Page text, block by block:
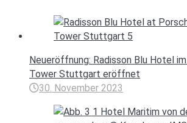
Neueröffnung: Radisson Blu Hotel
Tower Stuttgart eröffnet
30. November 2023